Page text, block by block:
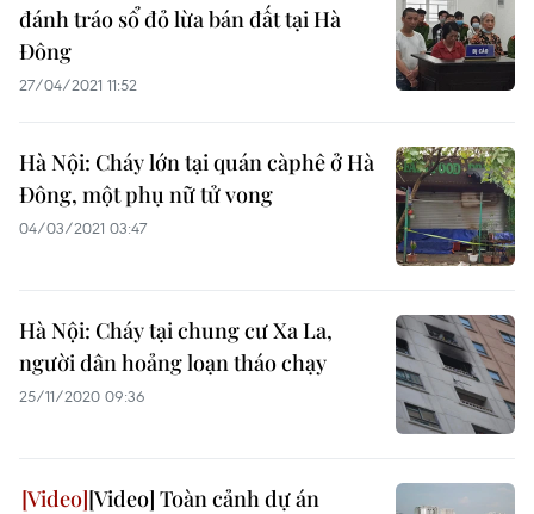
đánh tráo sổ đỏ lừa bán đất tại Hà
Đông
27/04/2021 11:52
Hà Nội: Cháy lớn tại quán càphê ở Hà
Đông, một phụ nữ tử vong
04/03/2021 03:47
Hà Nội: Cháy tại chung cư Xa La,
người dân hoảng loạn tháo chạy
25/11/2020 09:36
[Video] Toàn cảnh dự án